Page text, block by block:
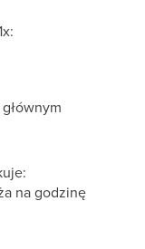
na godzinę